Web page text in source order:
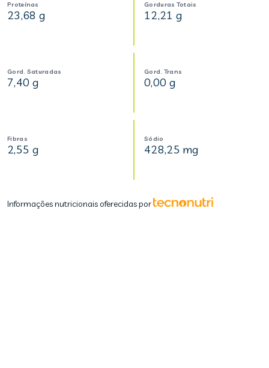
Proteínas
23,68 g
Gorduras Totais
12,21 g
Gord. Saturadas
7,40 g
Gord. Trans
0,00 g
Fibras
2,55 g
Sódio
428,25 mg
Informações nutricionais oferecidas por